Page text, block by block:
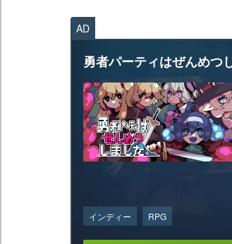
AD
勇者パーティはぜんめつ
インディー RPG